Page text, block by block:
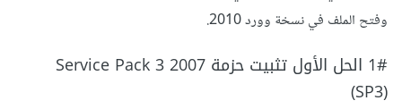
وفتح الملف في نسخة وورد 2010.
1# الحل الأول تثبيت حزمة Service Pack 3 2007
(SP3)